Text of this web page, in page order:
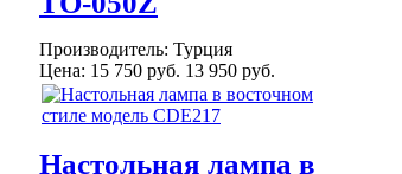
Производитель: Турция
Цена: 15 750 руб. 13 950 руб.
Настольная лампа в